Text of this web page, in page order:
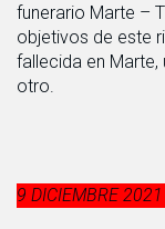
funerario Marte –
objetivos de este
fallecida en Marte,
otro.
9 DICIEMBRE 2021